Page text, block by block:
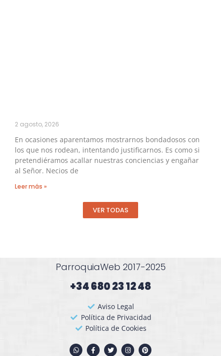
2 agosto, 2026
En ocasiones aparentamos mostrarnos bondadosos con
los que nos rodean, intentando justificarnos. Es como si
pretendiéramos acallar nuestras conciencias y engañar
al Señor. Necios de
Leer más »
VER TODAS
ParroquiaWeb 2017-2025
+34 680 23 12 48​
Aviso Legal
Política de Privacidad
Política de Cookies
W
h
F
a
T
w
I
n
P
i